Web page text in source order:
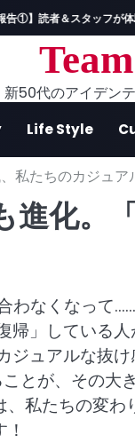
ッフが体験！「暗闇ボ
新50代のアイデン
Life Style
私たちのカジュ
進化。
わなくなって
」している人
ジュアルな抜
とが、その大
私たちの変わ